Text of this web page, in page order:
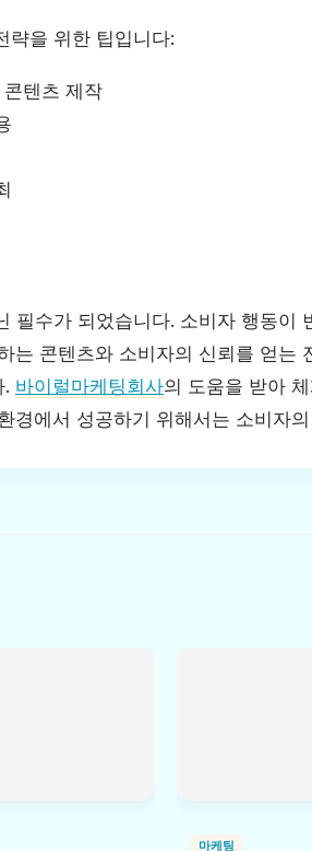
략을 위한 팁입니다:
텐츠 제작
필수가 되었습니다. 소비자 행동이
는 콘텐츠와 소비자의 신뢰를 얻는
. 바이럴마케팅회사의 도움을 받아
경에서 성공하기 위해서는 소비자
마케팅